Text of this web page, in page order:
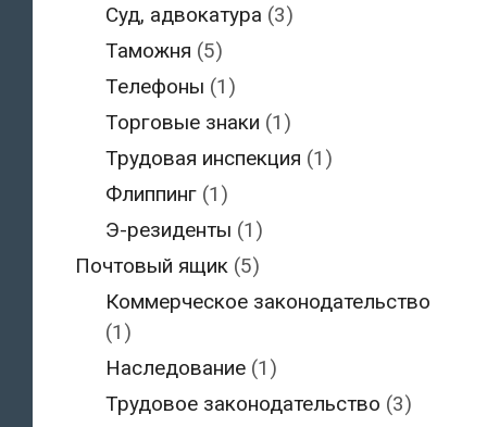
Суд, адвокатура (3)
Таможня (5)
Телефоны (1)
Торговые знаки (1)
Трудовая инспекция (1)
Флиппинг (1)
Э-резиденты (1)
Почтовый ящик(5)
Коммерческое законодательство
(1)
Наследование (1)
Трудовое законодательство (3)